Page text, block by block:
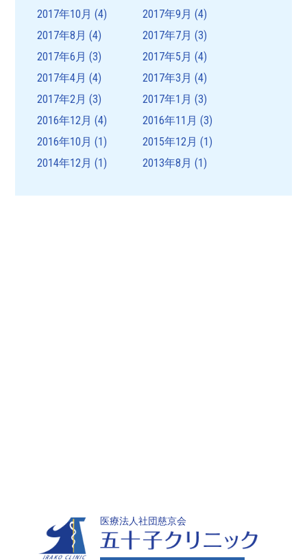
2017年10月 (4) 2017年9月 (4)
2017年8月 (4) 2017年7月 (3)
2017年6月 (3) 2017年5月 (4)
2017年4月 (4) 2017年3月 (4)
2017年2月 (3) 2017年1月 (3)
2016年12月 (4) 2016年11月 (3)
2016年10月 (1) 2015年12月 (1)
2014年12月 (1) 2013年8月 (1)
医療法人社団慈京会